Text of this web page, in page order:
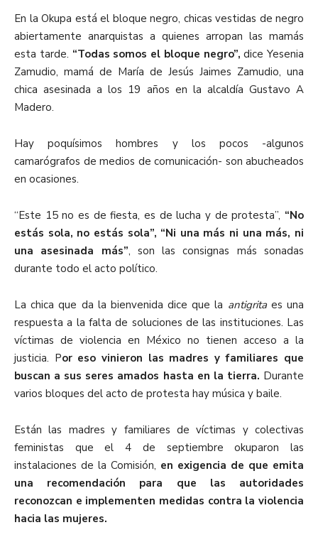
En la Okupa está el bloque negro, chicas vestidas de negro
abiertamente anarquistas a quienes arropan las mamás
esta tarde. “Todas somos el bloque negro”, dice Yesenia
Zamudio, mamá de María de Jesús Jaimes Zamudio, una
chica asesinada a los 19 años en la alcaldía Gustavo A
Madero.
Hay poquísimos hombres y los pocos -algunos
camarógrafos de medios de comunicación- son abucheados
en ocasiones.
“Este 15 no es de fiesta, es de lucha y de protesta”, “No
estás sola, no estás sola”, “Ni una más ni una más, ni
una asesinada más”, son las consignas más sonadas
durante todo el acto político.
La chica que da la bienvenida dice que la antigritaes una
respuesta a la falta de soluciones de las instituciones. Las
víctimas de violencia en México no tienen acceso a la
justicia. Por eso vinieron las madres y familiares que
buscan a sus seres amados hasta en la tierra. Durante
varios bloques del acto de protesta hay música y baile.
Están las madres y familiares de víctimas y colectivas
feministas que el 4 de septiembre okuparon las
instalaciones de la Comisión, en exigencia de que emita
una recomendación para que las autoridades
reconozcan e implementen medidas contra la violencia
hacia las mujeres.